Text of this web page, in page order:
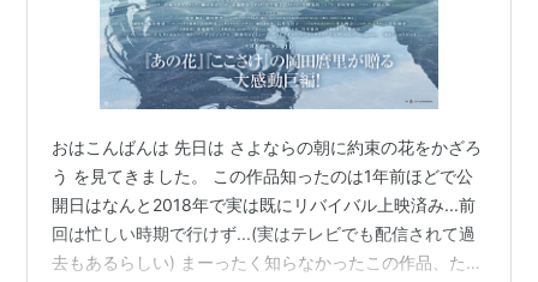
おはこんばんは 先日は さよならの朝に約束の花をかざろ
う を見てきました。 この作品知ったのは1年前ほどで公
開日はなんと2018年で実は既にリバイバル上映済み...前
回は忙しい時期で行けず...(実はテレビでも配信されて過
去もあるらしい) まーったく知らなかったこの作品、たま